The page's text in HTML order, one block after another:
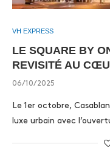
VH EXPRESS
LE SQUARE BY
REVISITÉ AU
06/10/2025
Le 1er octobre,
luxe urbain avec